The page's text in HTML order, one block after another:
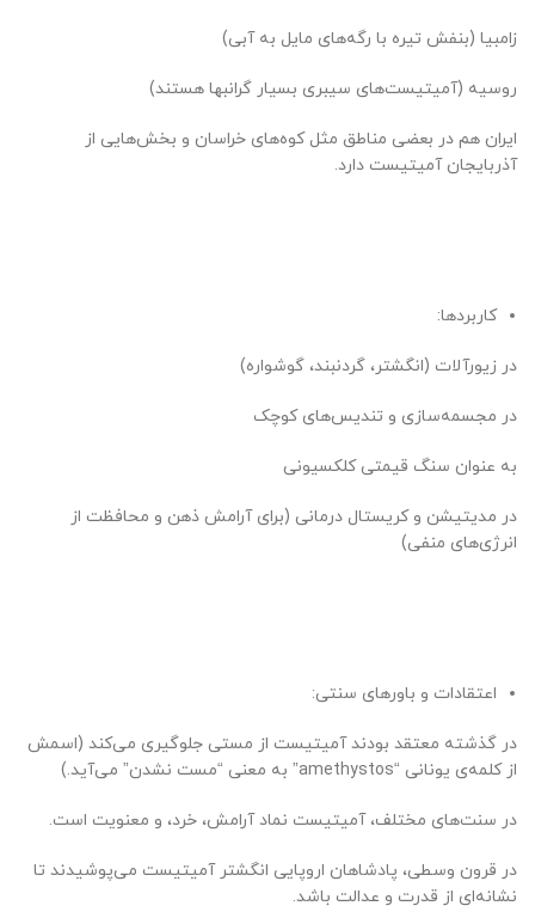
زامبیا (بنفش تیره با رگه‌های مایل به آبی)
روسیه (آمیتیست‌های سیبری بسیار گرانبها هستند)
ایران هم در بعضی مناطق مثل کوه‌های خراسان و بخش‌هایی از
آذربایجان آمیتیست دارد.
کاربردها:
در زیورآلات (انگشتر، گردنبند، گوشواره)
در مجسمه‌سازی و تندیس‌های کوچک
به عنوان سنگ قیمتی کلکسیونی
در مدیتیشن و کریستال درمانی (برای آرامش ذهن و محافظت از
انرژی‌های منفی)
اعتقادات و باورهای سنتی:
در گذشته معتقد بودند آمیتیست از مستی جلوگیری می‌کند (اسمش
از کلمه‌ی یونانی “amethystos” به معنی “مست نشدن” می‌آید.)
در سنت‌های مختلف، آمیتیست نماد آرامش، خرد، و معنویت است.
در قرون وسطی، پادشاهان اروپایی انگشتر آمیتیست می‌پوشیدند تا
نشانه‌ای از قدرت و عدالت باشد.